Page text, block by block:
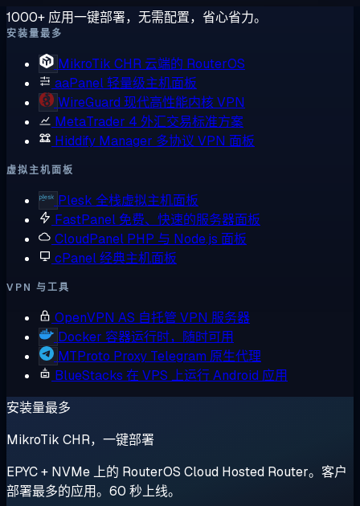
1000+ 应用一键部署，无需配置，省心省力。
安装量最多
MikroTik CHR 云端的 RouterOS
aaPanel轻量级主机面板
WireGuard 现代高性能内核 VPN
MetaTrader 4 外汇交易标准方案
Hiddify Manager 多协议 VPN 面板
虚拟主机面板
Plesk 全栈虚拟主机面板
FastPanel 免费、快速的服务器面板
CloudPanel PHP 与 Node.js 面板
cPanel经典主机面板
VPN 与工具
OpenVPN AS 自托管 VPN 服务器
Docker 容器运行时，随时可用
MTProto Proxy Telegram 原生代理
BlueStacks 在 VPS 上运行 Android 应用
安装量最多
MikroTik CHR，一键部署
EPYC + NVMe 上的 RouterOS Cloud Hosted Router。客户
部署最多的应用。60 秒上线。